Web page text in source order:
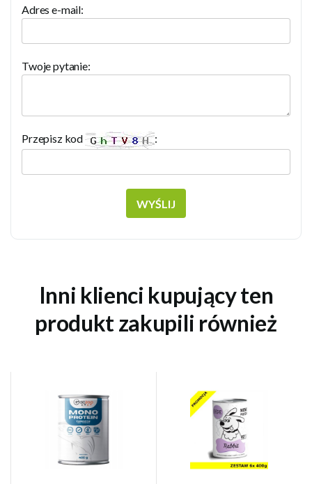
Adres e-mail:
Twoje pytanie:
Przepisz kod :
WYŚLIJ
Inni klienci kupujący ten
produkt zakupili również